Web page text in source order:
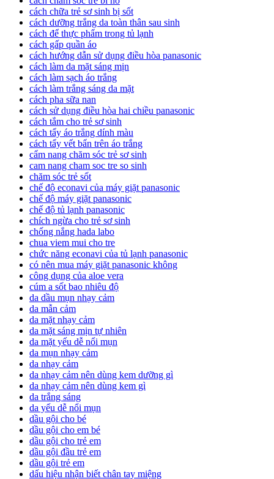
cách chữa trẻ sơ sinh bị sốt
cách dưỡng trắng da toàn thân sau sinh
cách để thực phẩm trong tủ lạnh
cách gấp quần áo
cách hướng dẫn sử dụng điều hòa panasonic
cách làm da mặt sáng mịn
cách làm sạch áo trắng
cách làm trắng sáng da mặt
cách pha sữa nan
cách sử dụng điều hòa hai chiều panasonic
cách tắm cho trẻ sơ sinh
cách tẩy áo trắng dính màu
cách tẩy vết bẩn trên áo trắng
cẩm nang chăm sóc trẻ sơ sinh
cam nang cham soc tre so sinh
chăm sóc trẻ sốt
chế độ econavi của máy giặt panasonic
chế độ máy giặt panasonic
chế độ tủ lạnh panasonic
chích ngừa cho trẻ sơ sinh
chống nắng hada labo
chua viem mui cho tre
chức năng econavi của tủ lạnh panasonic
có nên mua máy giặt panasonic không
công dụng của aloe vera
cúm a sốt bao nhiêu độ
da dầu mụn nhạy cảm
da mẫn cảm
da mặt nhạy cảm
da mặt sáng mịn tự nhiên
da mặt yếu dễ nổi mụn
da mụn nhạy cảm
da nhạy cảm
da nhạy cảm nên dùng kem dưỡng gì
da nhạy cảm nên dùng kem gì
da trắng sáng
da yếu dễ nổi mụn
dầu gội cho bé
dầu gội cho em bé
dầu gội cho trẻ em
dầu gội đầu trẻ em
dầu gội trẻ em
dấu hiệu nhận biết chân tay miệng